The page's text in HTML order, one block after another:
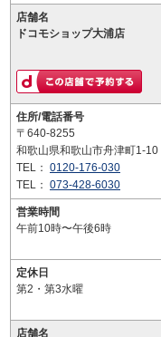
店舗名
ドコモショップ大浦店
住所/電話番号
〒640-8255
和歌山県和歌山市舟津町1-10
TEL： 0120-176-030
TEL： 073-428-6030
営業時間
午前10時〜午後6時
定休日
第2・第3水曜
店舗名